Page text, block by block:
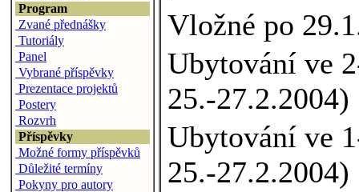
Program
Zvané přednášky
Tutoriály
Panel
Vybrané příspěvky
Prezentace projektů
Postery
Rozvrh
Příspěvky
Možné formy příspěvků
Důležité termíny
Pokyny pro autory
Vložné po
Ubytování ve
25.-27.2.2004)
Ubytování ve
25.-27.2.2004)